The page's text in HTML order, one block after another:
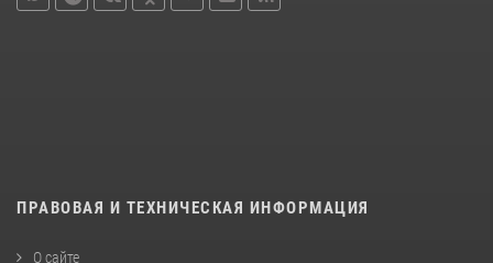
ПРАВОВАЯ И ТЕХНИЧЕСКАЯ ИНФОРМАЦИЯ
О сайте